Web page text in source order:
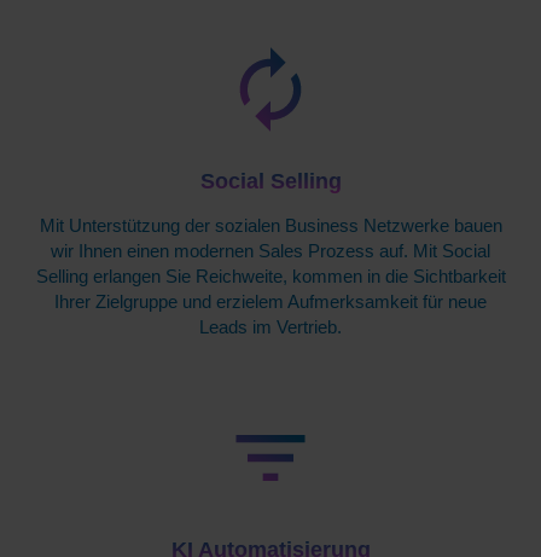
Social Selling
Mit Unterstützung der sozialen Business Netzwerke bauen
wir Ihnen einen modernen Sales Prozess auf. Mit Social
Selling erlangen Sie Reichweite, kommen in die Sichtbarkeit
Ihrer Zielgruppe und erzielem Aufmerksamkeit für neue
Leads im Vertrieb.
KI Automatisierung